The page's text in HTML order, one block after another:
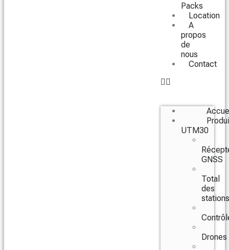
Packs
Location
A
propos
de
nous
Contact
UTM30
GNSS
Total
des
stations
Drones